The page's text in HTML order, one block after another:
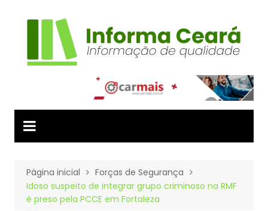
Página inicial
Forças de Segurança
Idoso suspeito de integrar grupo criminoso na RMF
é preso pela PCCE em Fortaleza